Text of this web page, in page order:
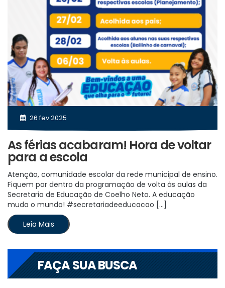
26 fev 2025
As férias acabaram! Hora de voltar
para a escola
Atenção, comunidade escolar da rede municipal de ensino.
Fiquem por dentro da programação de volta às aulas da
Secretaria de Educação de Coelho Neto. A educação
muda o mundo! #secretariadeeducacao […]
Leia Mais
FAÇA SUA BUSCA